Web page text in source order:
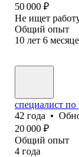
50 000 ₽
Не ищет
Общий опыт
10 лет 6
специалист по
42 года •
20 000 ₽
Общий опыт
4 года